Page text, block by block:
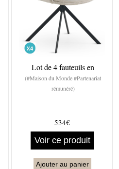
Lot de 4 fauteuils en
(#Maison du Monde #Partenariat
rémunéré)
534€
Voir ce produit
Ajouter au panier